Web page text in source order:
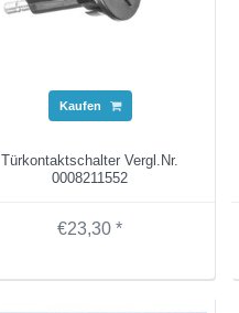
Kaufen
Türkontaktschalter Vergl.Nr.
0008211552
€23,30 *